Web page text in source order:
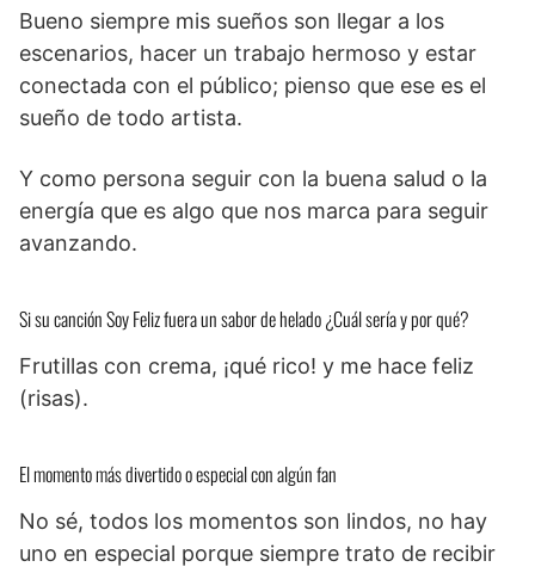
Bueno siempre mis sueños son llegar a los
escenarios, hacer un trabajo hermoso y estar
conectada con el público; pienso que ese es el
sueño de todo artista.
Y como persona seguir con la buena salud o la
energía que es algo que nos marca para seguir
avanzando.
Si su canción Soy Feliz fuera un sabor de helado ¿Cuál sería y por qué?
Frutillas con crema, ¡qué rico! y me hace feliz
(risas).
El momento más divertido o especial con algún fan
No sé, todos los momentos son lindos, no hay
uno en especial porque siempre trato de recibir